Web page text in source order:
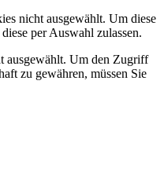
nicht ausgewählt. Um diese
per Auswahl zulassen.
ausgewählt. Um den Zugriff
zu gewähren, müssen Sie